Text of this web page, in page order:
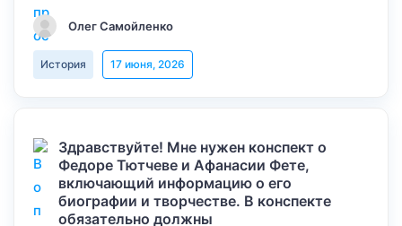
Олег Самойленко
История 17 июня, 2026
Здравствуйте! Мне нужен конспект о
Федоре Тютчеве и Афанасии Фете,
включающий информацию о его
биографии и творчестве. В конспекте
обязательно должны